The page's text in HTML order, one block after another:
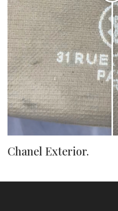
Chanel Exterior.